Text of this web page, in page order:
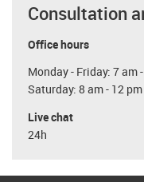
Consultation
Office hours
Monday - Friday: 7 am
Saturday: 8 am - 12 pm
Live chat
24h